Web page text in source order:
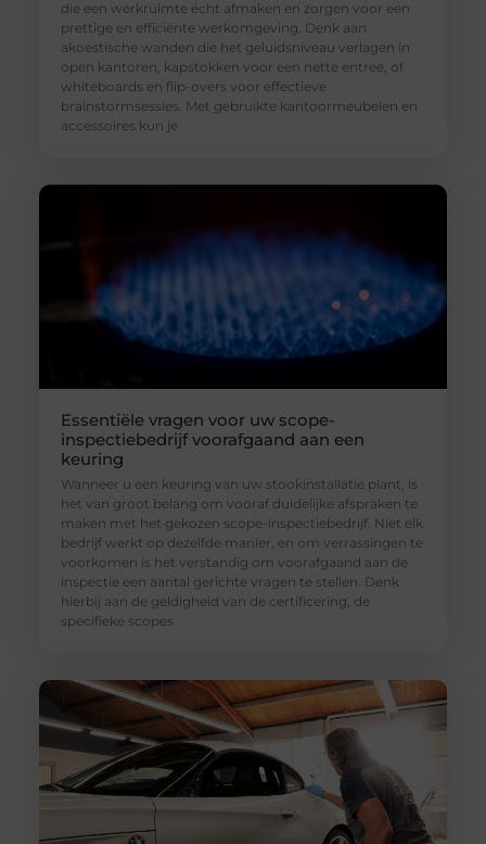
die een werkruimte écht afmaken en zorgen voor een
prettige en efficiënte werkomgeving. Denk aan
akoestische wanden die het geluidsniveau verlagen in
open kantoren, kapstokken voor een nette entree, of
whiteboards en flip-overs voor effectieve
brainstormsessies. Met gebruikte kantoormeubelen en
accessoires kun je
Essentiële vragen voor uw scope-
inspectiebedrijf voorafgaand aan een
keuring
Wanneer u een keuring van uw stookinstallatie plant, is
het van groot belang om vooraf duidelijke afspraken te
maken met het gekozen scope-inspectiebedrijf. Niet elk
bedrijf werkt op dezelfde manier, en om verrassingen te
voorkomen is het verstandig om voorafgaand aan de
inspectie een aantal gerichte vragen te stellen. Denk
hierbij aan de geldigheid van de certificering, de
specifieke scopes